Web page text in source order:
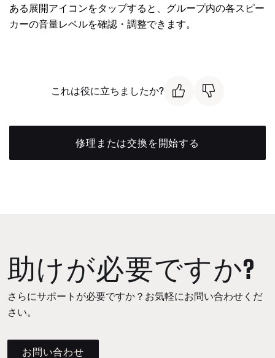
ある展開アイコンをタップすると、グループ内の各スピー
カーの音量レベルを確認・調整できます。
これは役に立ちましたか?
修理または交換を開始する
助けが必要ですか?
さらにサポートが必要ですか？お気軽にお問い合わせくだ
さい。
お問い合わせ